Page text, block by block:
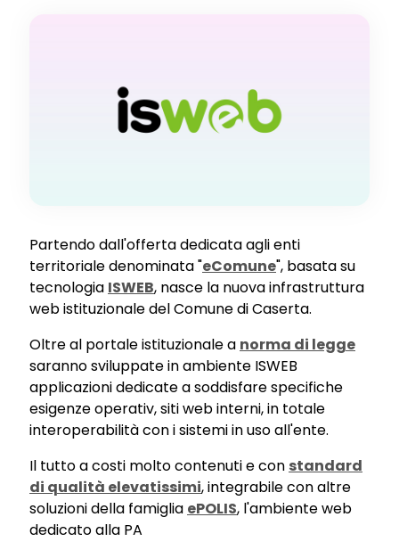
Partendo dall'offerta dedicata agli enti
territoriale denominata "eComune", basata su
tecnologia ISWEB, nasce la nuova infrastruttura
web istituzionale del Comune di Caserta.
Oltre al portale istituzionale a norma di legge
saranno sviluppate in ambiente ISWEB
applicazioni dedicate a soddisfare specifiche
esigenze operativ, siti web interni, in totale
interoperabilità con i sistemi in uso all'ente.
Il tutto a costi molto contenuti e con standard
di qualità elevatissimi, integrabile con altre
soluzioni della famiglia ePOLIS, l'ambiente web
dedicato alla PA